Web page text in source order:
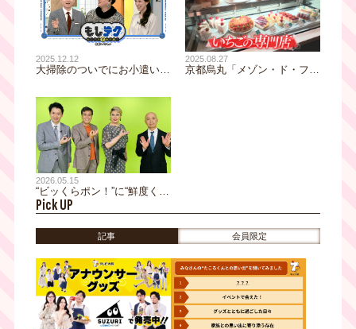
2025.12.12
大掃除のついでにお小遣い稼
ょっと贅沢に過ごすためのテ
クニックを伝授！
2025.08.27
京都烏丸「メゾン・ド・フル
2026.05.15
“ビッくらポン！”に“鮮度く
ん”…約70件の特許を取得!?
大阪・堺発「くら寿司」が創
り出す発明の数々に迫る！さ
らに、大阪地面師事件につい
欺師”役に初挑戦！
Pick UP
記事 会員限定